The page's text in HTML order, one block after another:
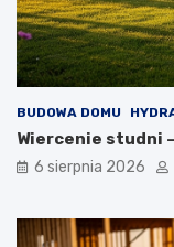
BUDOWA DOMU
Wiercenie studni
6 sierpnia 2026